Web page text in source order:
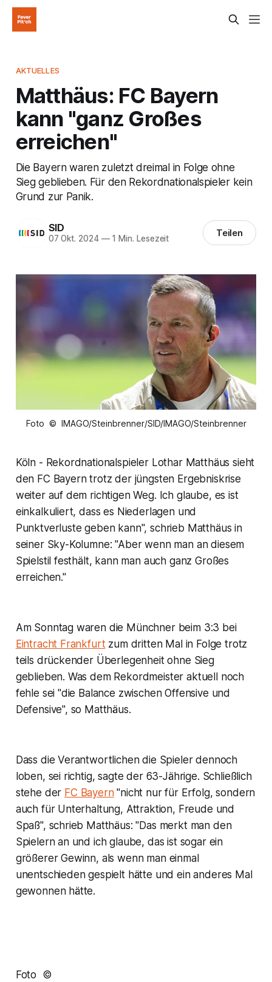
AKTUELLES
Matthäus: FC Bayern
kann "ganz Großes
erreichen"
Die Bayern waren zuletzt dreimal in Folge ohne
Sieg geblieben. Für den Rekordnationalspieler kein
Grund zur Panik.
SID
07 Okt. 2024 —1 Min. Lesezeit Teilen
Foto © IMAGO/Steinbrenner/SID/IMAGO/Steinbrenner
Köln - Rekordnationalspieler Lothar Matthäus sieht
den FC Bayern trotz der jüngsten Ergebniskrise
weiter auf dem richtigen Weg. Ich glaube, es ist
einkalkuliert, dass es Niederlagen und
Punktverluste geben kann", schrieb Matthäus in
seiner Sky-Kolumne: "Aber wenn man an diesem
Spielstil festhält, kann man auch ganz Großes
erreichen."
Am Sonntag waren die Münchner beim 3:3 bei
Eintracht Frankfurtzum dritten Mal in Folge trotz
teils drückender Überlegenheit ohne Sieg
geblieben. Was dem Rekordmeister aktuell noch
fehle sei "die Balance zwischen Offensive und
Defensive", so Matthäus.
Dass die Verantwortlichen die Spieler dennoch
loben, sei richtig, sagte der 63-Jährige. Schließlich
stehe der FC Bayern"nicht nur für Erfolg, sondern
auch für Unterhaltung, Attraktion, Freude und
Spaß", schrieb Matthäus: "Das merkt man den
Spielern an und ich glaube, das ist sogar ein
größerer Gewinn, als wenn man einmal
unentschieden gespielt hätte und ein anderes Mal
gewonnen hätte.
Foto ©